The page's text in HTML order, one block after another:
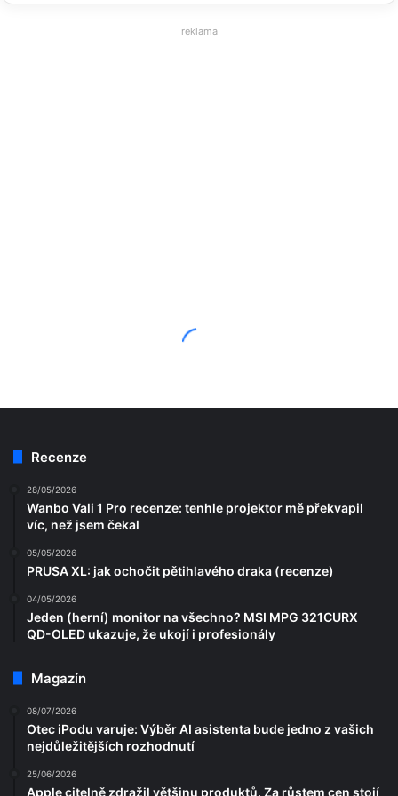
Recenze
28/05/2026
Wanbo Vali 1 Pro recenze: tenhle projektor mě překvapil
víc, než jsem čekal
05/05/2026
PRUSA XL: jak ochočit pětihlavého draka (recenze)
04/05/2026
Jeden (herní) monitor na všechno? MSI MPG 321CURX
QD-OLED ukazuje, že ukojí i profesionály
Magazín
08/07/2026
Otec iPodu varuje: Výběr AI asistenta bude jedno z vašich
nejdůležitějších rozhodnutí
25/06/2026
Apple citelně zdražil většinu produktů. Za růstem cen stojí